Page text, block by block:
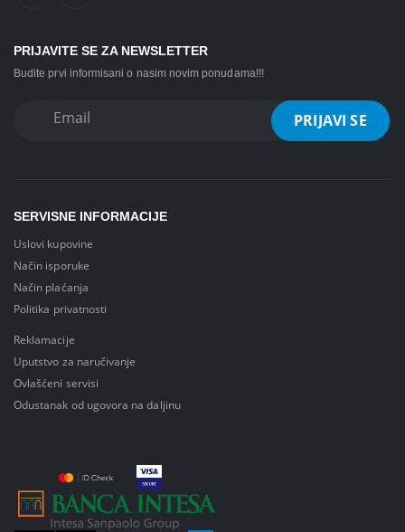
PRIJAVITE SE ZA NEWSLETTER
Budite prvi informisani o nasim novim ponudama!!!
SERVISNE INFORMACIJE
Uslovi kupovine
Način isporuke
Način plaćanja
Politika privatnosti
Reklamacije
Uputstvo za naručivanje
Ovlašćeni servisi
Odustanak od ugovora na daljinu